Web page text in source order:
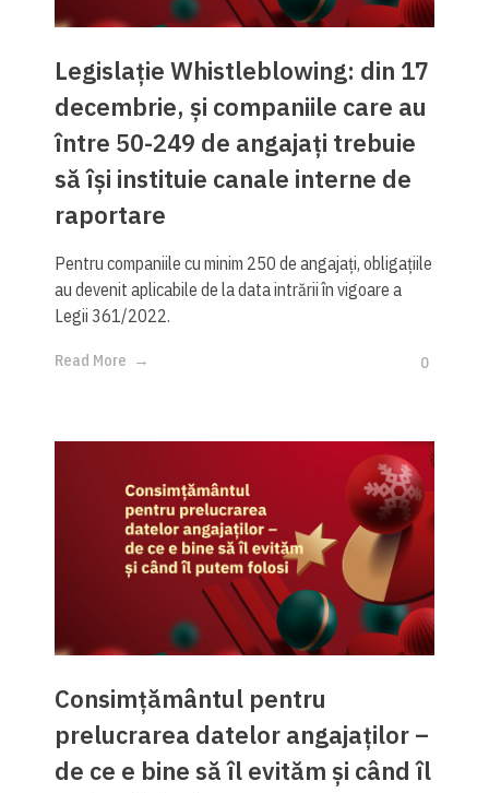
Legislație Whistleblowing: din 17
decembrie, și companiile care au
între 50-249 de angajați trebuie
să își instituie canale interne de
raportare
Pentru companiile cu minim 250 de angajați, obligațiile
au devenit aplicabile de la data intrării în vigoare a
Legii 361/2022.
Read More 0
Consimțământul pentru
prelucrarea datelor angajaților –
de ce e bine să îl evităm și când îl